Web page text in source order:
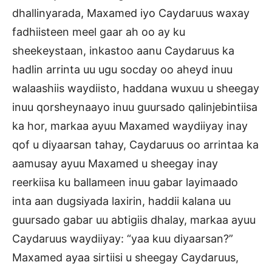
dhallinyarada, Maxamed iyo Caydaruus waxay
fadhiisteen meel gaar ah oo ay ku
sheekeystaan, inkastoo aanu Caydaruus ka
hadlin arrinta uu ugu socday oo aheyd inuu
walaashiis waydiisto, haddana wuxuu u sheegay
inuu qorsheynaayo inuu guursado qalinjebintiisa
ka hor, markaa ayuu Maxamed waydiiyay inay
qof u diyaarsan tahay, Caydaruus oo arrintaa ka
aamusay ayuu Maxamed u sheegay inay
reerkiisa ku ballameen inuu gabar layimaado
inta aan dugsiyada laxirin, haddii kalana uu
guursado gabar uu abtigiis dhalay, markaa ayuu
Caydaruus waydiiyay: “yaa kuu diyaarsan?”
Maxamed ayaa sirtiisi u sheegay Caydaruus,